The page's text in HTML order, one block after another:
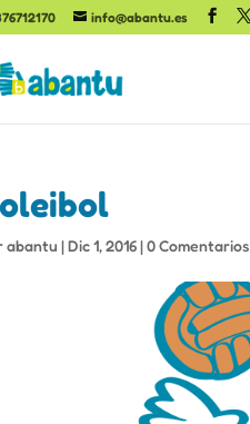
info@abantu.es
abantu |Dic 1, 2016|0 Comentarios